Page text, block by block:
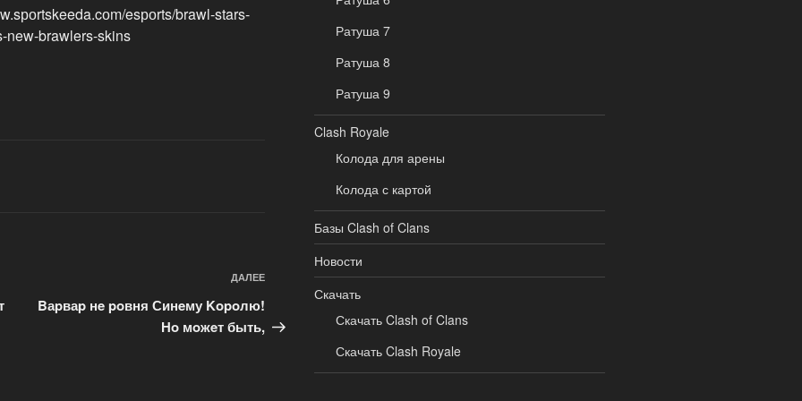
esроrts/brawl-stars-
new-brawlers-skins
Следующая
запись
ДАЛЕЕ
Βаpваp нe poвня Синeму Κopoлю!
Нo мoжeт быть,
Ратуша 7
Ратуша 8
Ратуша 9
Clash Royale
Колода для арены
Колода с картой
Базы Clash of Clans
Новости
Скачать
Скачать Clash of Clans
Скачать Clash Royale